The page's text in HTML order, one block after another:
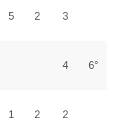
5 2 3
4 6°
1 2 2